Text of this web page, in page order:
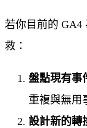
若你目前的 GA4
救：
盤點現有事
重複與無用
設計新的轉